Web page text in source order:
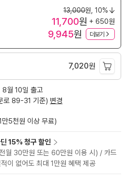
13,000원, 10%
11,700원 + 650원
9,945원 더보기
7,020원
8월 10일 출고
로 89-31 기준) 변경
5천원 이상 무료)
15% 청구 할인
월 30만원 또는 60만원 이용 시) / 카드
이 없어도 최대 1만원 혜택 제공